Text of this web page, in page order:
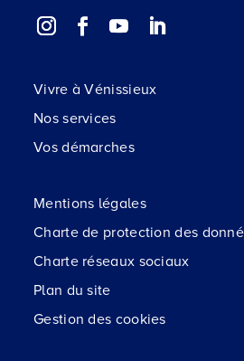
Vivre à Vénissieux
Nos services
Vos démarches
Mentions légales
Charte de protection des
Charte réseaux sociaux
Plan du site
Gestion des cookies